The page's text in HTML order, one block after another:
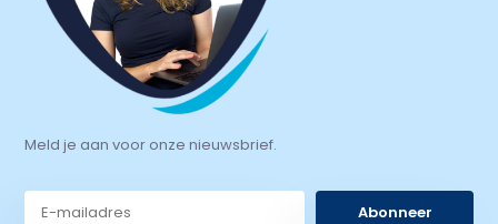
Meld je aan voor onze nieuwsbrief.
Abonneer